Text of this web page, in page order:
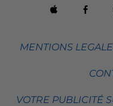
MENTIONS
VOTRE PUBLICITÉ